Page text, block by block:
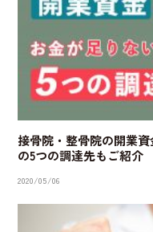
接骨院・整骨院の開業
の5つの調達先もご紹介
2020/05/06